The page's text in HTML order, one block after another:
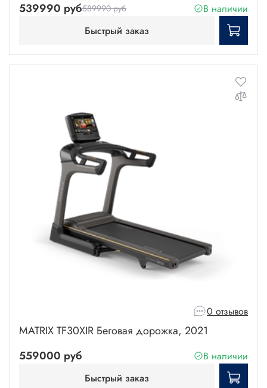
539990 руб589990 руб
В наличии
Быстрый заказ
0 отзывов
MATRIX TF30XIR Беговая дорожка, 2021
559000 руб
В наличии
Быстрый заказ